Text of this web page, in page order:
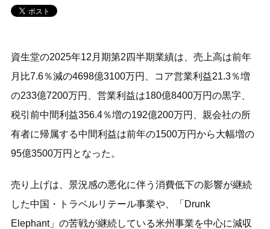
資生堂の2025年12月期第2四半期業績は、売上高は前年
月比7.6％減の4698億3100万円、コア営業利益21.3％増
の233億7200万円、営業利益は180億8400万円の黒字、
税引前中間利益356.4％増の192億200万円、親会社の所
有者に帰属する中間利益は前年の1500万円から大幅増の
95億3500万円となった。
売り上げは、景況感の悪化に伴う消費低下の影響が継続
した中国・トラベルリテール事業や、「Drunk
Elephant」の苦戦が継続している米州事業を中心に減収